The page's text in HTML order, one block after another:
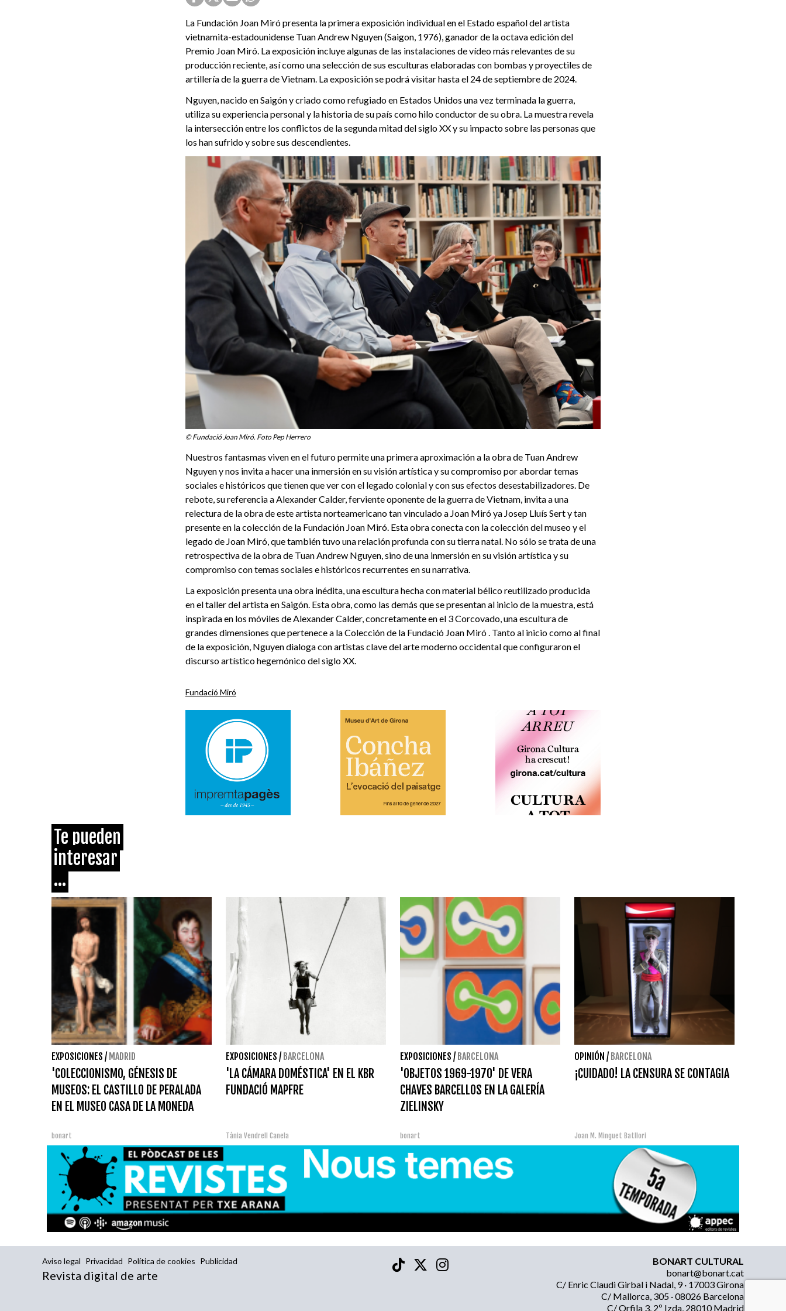
La Fundación Joan Miró presenta la primera exposición individual en el Estado español del artista
vietnamita-estadounidense Tuan Andrew Nguyen (Saigon, 1976), ganador de la octava edición del
Premio Joan Miró. La exposición incluye algunas de las instalaciones de vídeo más relevantes de su
producción reciente, así como una selección de sus esculturas elaboradas con bombas y proyectiles de
artillería de la guerra de Vietnam. La exposición se podrá visitar hasta el 24 de septiembre de 2024.
Nguyen, nacido en Saigón y criado como refugiado en Estados Unidos una vez terminada la guerra,
utiliza su experiencia personal y la historia de su país como hilo conductor de su obra. La muestra revela
la intersección entre los conflictos de la segunda mitad del siglo XX y su impacto sobre las personas que
los han sufrido y sobre sus descendientes.
© Fundació Joan Miró. Foto Pep Herrero
Nuestros fantasmas viven en el futuro permite una primera aproximación a la obra de Tuan Andrew
Nguyen y nos invita a hacer una inmersión en su visión artística y su compromiso por abordar temas
sociales e históricos que tienen que ver con el legado colonial y con sus efectos desestabilizadores. De
rebote, su referencia a Alexander Calder, ferviente oponente de la guerra de Vietnam, invita a una
relectura de la obra de este artista norteamericano tan vinculado a Joan Miró ya Josep Lluís Sert y tan
presente en la colección de la Fundación Joan Miró. Esta obra conecta con la colección del museo y el
legado de Joan Miró, que también tuvo una relación profunda con su tierra natal. No sólo se trata de una
retrospectiva de la obra de Tuan Andrew Nguyen, sino de una inmersión en su visión artística y su
compromiso con temas sociales e históricos recurrentes en su narrativa.
La exposición presenta una obra inédita, una escultura hecha con material bélico reutilizado producida
en el taller del artista en Saigón. Esta obra, como las demás que se presentan al inicio de la muestra, está
inspirada en los móviles de Alexander Calder, concretamente en el 3 Corcovado, una escultura de
grandes dimensiones que pertenece a la Colección de la Fundació Joan Miró . Tanto al inicio como al final
de la exposición, Nguyen dialoga con artistas clave del arte moderno occidental que configuraron el
discurso artístico hegemónico del siglo XX.
Fundació Miró
Te pueden
interesar
...
EXPOSICIONES / MADRID
'COLECCIONISMO, GÉNESIS DE
MUSEOS: EL CASTILLO DE PERALADA
EN EL MUSEO CASA DE LA MONEDA
bonart
EXPOSICIONES / BARCELONA
'LA CÁMARA DOMÉSTICA' EN EL KBR
FUNDACIÓ MAPFRE
Tània Vendrell Canela
EXPOSICIONES / BARCELONA
'OBJETOS 1969-1970' DE VERA
CHAVES BARCELLOS EN LA GALERÍA
ZIELINSKY
bonart
OPINIÓN / BARCELONA
¡CUIDADO! LA CENSURA SE CONTAGIA
Joan M. Minguet Batllori
Aviso legal Privacidad Política de cookies Publicidad
Revista digital de arte
BONART CULTURAL
bonart@bonart.cat
C/ Enric Claudi Girbal i Nadal, 9 · 17003 Girona
C/ Mallorca, 305 · 08026 Barcelona
C/ Orfila 3, 2º Izda, 28010 Madrid